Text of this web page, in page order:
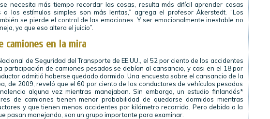
necesita más tiempo recordar las cosas, resulta más difícil aprender cosas
los estímulos simples son más lentas,” agrega el profesor Åkerstedt. “Los
se pierde el control de las emociones. Y ser emocionalmente inestable no
ya que eso altera el juicio”.
camiones en la mira
de Seguridad del Transporte de EE.UU., el 52 por ciento de los accidentes
participación de camiones pesados se debían al cansancio, y casi en el 18 por
admitió haberse quedado dormido. Una encuesta sobre el cansancio de la
de 2009, reveló que el 60 por ciento de los conductores de vehículos pesados
alguna vez mientras manejaban. Sin embargo, un estudio finlandés*
de camiones tienen menor probabilidad de quedarse dormidos mientras
y que tienen menos accidentes por kilómetro recorrido. Pero debido a la
pasan manejando, son un grupo importante para examinar.